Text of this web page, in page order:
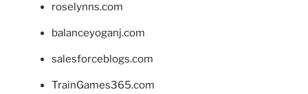
roselynns.com
balanceyoganj.com
salesforceblogs.com
TrainGames365.com